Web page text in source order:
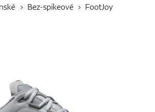
Bez-spikeové FootJoy